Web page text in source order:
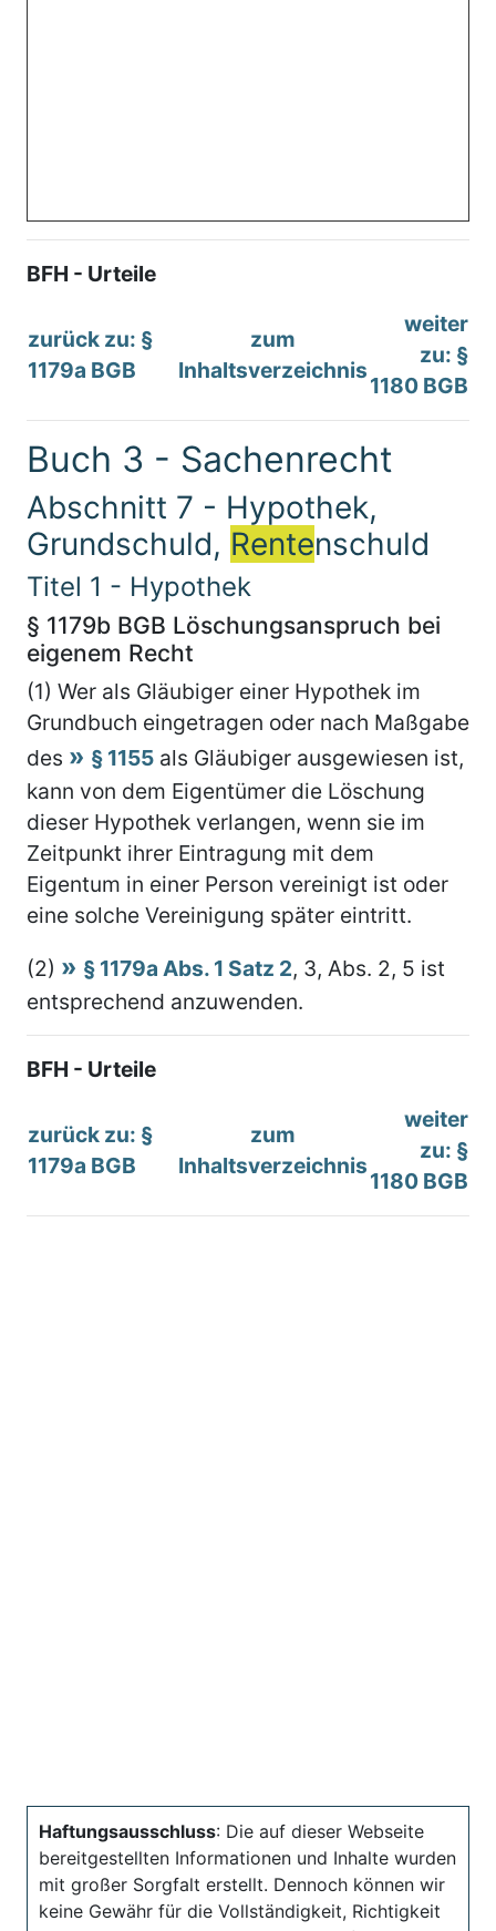
BFH - Urteile
zurück zu: §
1179a BGB
zum
Inhaltsverzeichnis
weiter
zu: §
1180 BGB
Buch 3 - Sachenrecht
Abschnitt 7 - Hypothek,
Grundschuld, Rentenschuld
Titel 1 - Hypothek
§ 1179b BGB Löschungsanspruch bei
eigenem Recht
(1) Wer als Gläubiger einer Hypothek im
Grundbuch eingetragen oder nach Maßgabe
des
§ 1155 als Gläubiger ausgewiesen ist,
kann von dem Eigentümer die Löschung
dieser Hypothek verlangen, wenn sie im
Zeitpunkt ihrer Eintragung mit dem
Eigentum in einer Person vereinigt ist oder
eine solche Vereinigung später eintritt.
(2)
§ 1179a Abs. 1 Satz 2, 3, Abs. 2, 5 ist
entsprechend anzuwenden.
BFH - Urteile
zurück zu: §
1179a BGB
zum
Inhaltsverzeichnis
weiter
zu: §
1180 BGB
Haftungsausschluss: Die auf dieser Webseite
bereitgestellten Informationen und Inhalte wurden
mit großer Sorgfalt erstellt. Dennoch können wir
keine Gewähr für die Vollständigkeit, Richtigkeit